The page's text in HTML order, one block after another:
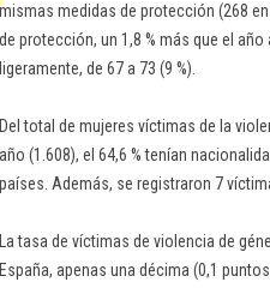
mismas medidas de protección (268
de protección, un 1,8 % más que el
ligeramente, de 67 a 73 (9 %).
Del total de mujeres víctimas de la
año (1.608), el 64,6 % tenían
países. Además, se registraron 7
La tasa de víctimas de violencia de
España, apenas una décima (0,1